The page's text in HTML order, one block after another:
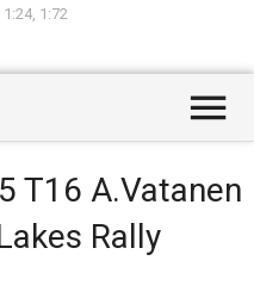
1:24, 1:72

T16 A.Vatanen
Rally